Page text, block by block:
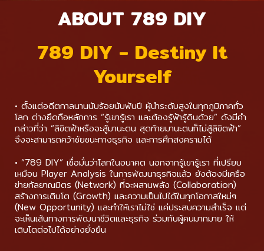
ABOUT 789 DIY
789 DIY - Destiny It
Yourself
• ตั้งแต่อดีตกาลนานนับร้อยนับพันปี ผู้นำระดับสูงในทุกภูมิภาคทั่ว
โลก ต่างยึดถือหลักการ “รู้เขารู้เรา และต้องรู้ฟ้ารู้ดินด้วย” ดังมีคำ
กล่าวที่ว่า “ลิขิตฟ้าหรือจะสู้มานะตน สุดท้ายมานะตนก็ไม่สู้ลิขิตฟ้า”
จึงจะสามารถคว้าชัยชนะทางธุรกิจ และการศึกสงครามได้
• “789 DIY” เชื่อมั่นว่าโลกในอนาคต นอกจากรู้เขารู้เรา ที่เปรียบ
เหมือน Player Analysis ในการพัฒนาธุรกิจแล้ว ยังต้องมีเครือ
ข่ายกัลยาณมิตร (Network) ที่จะผสานพลัง (Collaboration)
สร้างการเติบโต (Growth) และความเป็นไปได้ในทุกโอกาสใหม่ๆ
(New Opportunity) และทำให้เราไม่ใช่ แค่ประสบความสำเร็จ แต่
จะเห็นเส้นทางการพัฒนาชีวิตและธุรกิจ ร่วมกับผู้คนมากมาย ให้
เติบโตต่อไปได้อย่างยั่งยืน